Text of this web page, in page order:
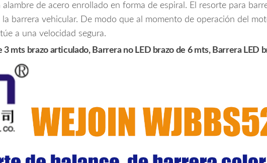
de acero enrollado en forma de espiral. El resorte para
barrera vehicular. De modo que al momento de operación del
a una velocidad segura.
mts brazo articulado, Barrera no LED brazo de 6 mts, Barrera LED